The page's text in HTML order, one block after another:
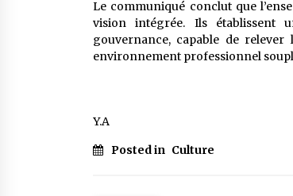
Le communiqué conclut que
vision intégrée. Ils établissent
gouvernance, capable de
environnement professionnel
Y.A
Posted in Culture